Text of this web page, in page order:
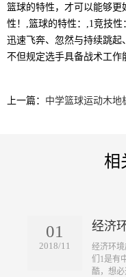
篮球的特性，才可以能够
性！,篮球的特性：,1竞技
迅速飞奔、忽然与持续跳起
不但规定选手具备战术工作
上一篇： 中学篮球运动木地
相
01
2018/11
经济
经济环
们1是有
酷，想